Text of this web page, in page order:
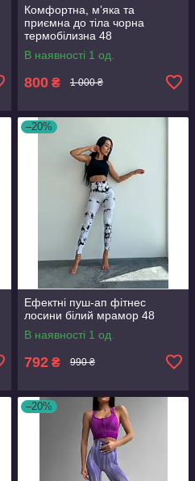
Комфортна, мʼяка та
приємна до тіла чорна
термобілизна 48
В наявності 1 од.
800 ₴ 1 000 ₴
–20%
Ефектні пуш-ап фітнес
лосини білий мрамор 48
В наявності 1 од.
792 ₴ 990 ₴
–20%